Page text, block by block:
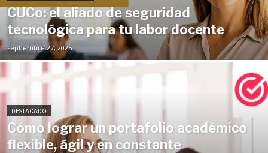
CUCo: el aliado de seguridad
tecnológica para tu labor docente
septiembre 27, 2025
DESTACADO
Cómo lograr un portafolio académico
flexible, ágil y en constante